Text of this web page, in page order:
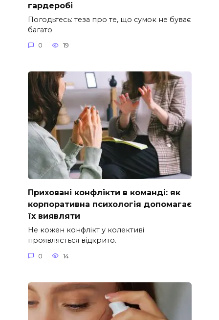
гардеробі
Погодьтесь: теза про те, що сумок не буває
багато
0 19
Приховані конфлікти в команді: як
корпоративна психологія допомагає
їх виявляти
Не кожен конфлікт у колективі
проявляється відкрито.
0 14